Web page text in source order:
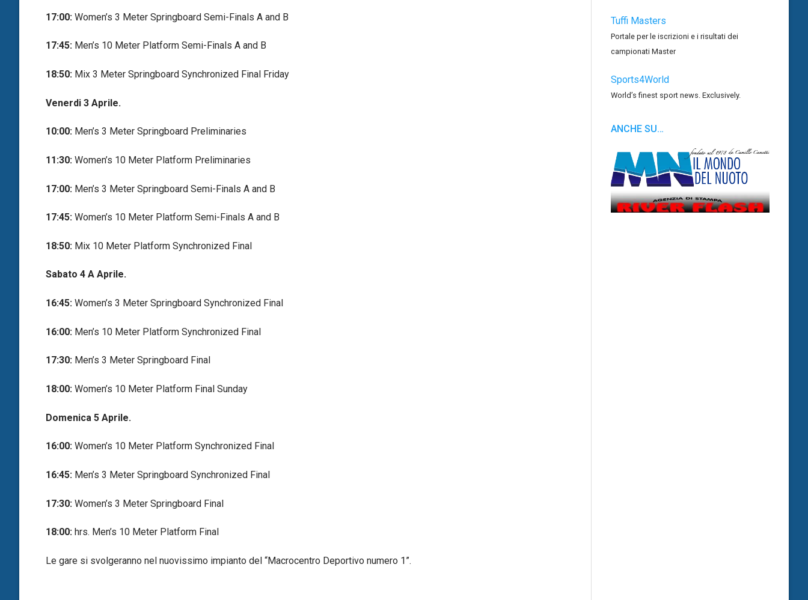
17:00: Women’s 3 Meter Springboard Semi-Finals A and B
17:45: Men’s 10 Meter Platform Semi-Finals A and B
18:50: Mix 3 Meter Springboard Synchronized Final Friday
Venerdi 3 Aprile.
10:00: Men’s 3 Meter Springboard Preliminaries
11:30: Women’s 10 Meter Platform Preliminaries
17:00: Men’s 3 Meter Springboard Semi-Finals A and B
17:45: Women’s 10 Meter Platform Semi-Finals A and B
18:50: Mix 10 Meter Platform Synchronized Final
Sabato 4 A Aprile.
16:45: Women’s 3 Meter Springboard Synchronized Final
16:00: Men’s 10 Meter Platform Synchronized Final
17:30: Men’s 3 Meter Springboard Final
18:00: Women’s 10 Meter Platform Final Sunday
Domenica 5 Aprile.
16:00: Women’s 10 Meter Platform Synchronized Final
16:45: Men’s 3 Meter Springboard Synchronized Final
17:30: Women’s 3 Meter Springboard Final
18:00: hrs. Men’s 10 Meter Platform Final
Le gare si svolgeranno nel nuovissimo impianto del “Macrocentro Deportivo numero 1”.
Tuffi Masters
Portale per le iscrizioni e i risultati dei
campionati Master
Sports4World
World’s finest sport news. Exclusively.
ANCHE SU…